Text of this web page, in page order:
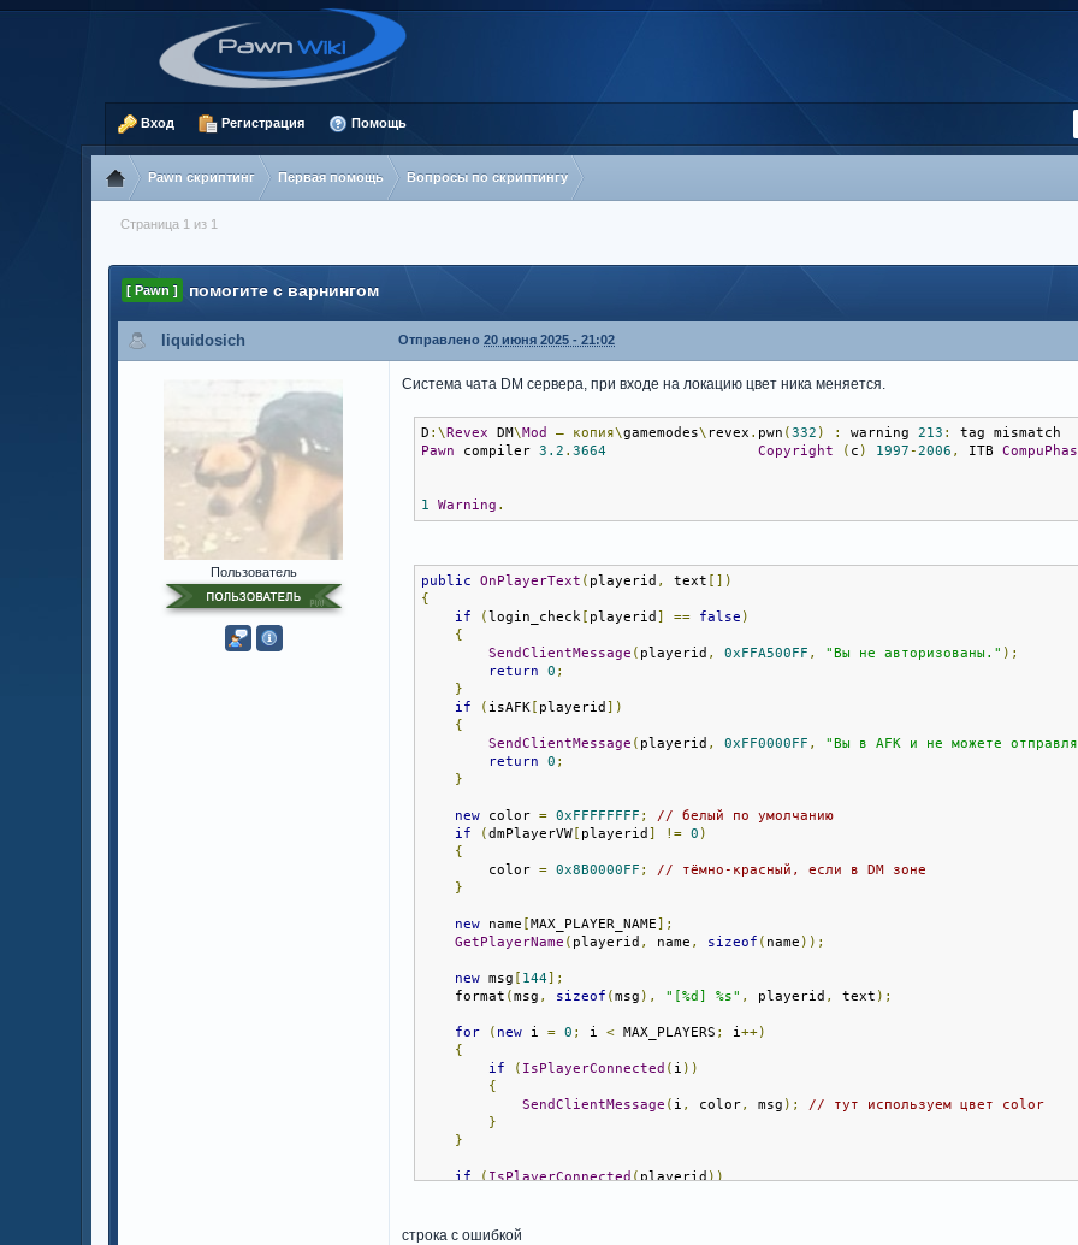
Вход Регистрация Помощь
Pawn скриптинг Первая помощь Вопросы по скриптингу
Страница 1 из 1
[ Pawn ] помогите с варнингом
liquidosich Отправлено20 июня 2025 - 21:02
Пользователь
Система чата DM сервера, при входе на локацию цвет ника меняется.
D :\Revex DM\Mod — копия\gamemodes\ revex . pwn (332 ) : warning 213 :
tag mismatch
Pawn compiler 3.2 .3664 Copyright ( c ) 1997-2006 , ITB
1 Warning .
public OnPlayerText ( playerid , text [])
{
if
(login_check [ playerid ] == false )
{
SendClientMessage ( playerid , 0xFFA500FF , "Вы не авторизованы." );
return
0 ;
}
if
( isAFK [ playerid ])
{
SendClientMessage ( playerid , 0xFF0000FF ,
"Вы в AFK и не можете
return
0 ;
}
new color = 0xFFFFFFFF ;
// белый по умолчанию
if
(dmPlayerVW [ playerid ] != 0 )
{
color = 0x8B0000FF ;
// тёмно-красный, если в DM зоне
}
new name [MAX_PLAYER_NAME];
GetPlayerName ( playerid , name , sizeof ( name ));
new msg [ 144];
format (msg , sizeof (msg ), "[%d] %s" , playerid , text );
for ( new i = 0 ; i < MAX_PLAYERS ; i++)
{
if
( IsPlayerConnected ( i ))
{
SendClientMessage ( i , color, msg );
// тут используем цвет color
}
}
if ( IsPlayerConnected ( playerid ))
{
строка с ошибкой